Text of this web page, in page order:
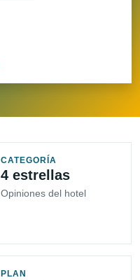
CATEGORÍA
4 estrellas
Opiniones del hotel
PLAN